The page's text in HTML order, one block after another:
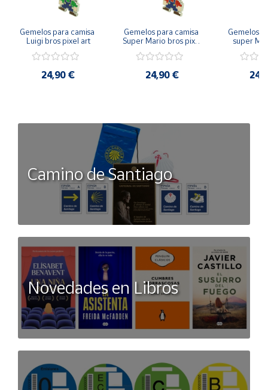
Gemelos para camisa
Luigi bros pixel art
24,90 €
Gemelos para camisa
Super Mario bros pixel
24,90 €
Gemelos
super
Camino de Santiago
Novedades en Libros